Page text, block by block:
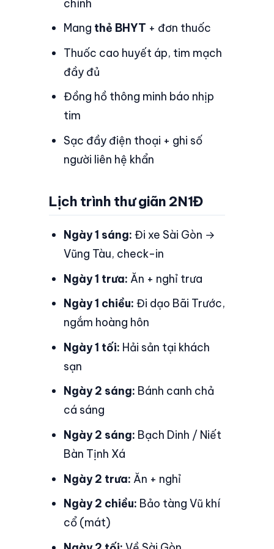
chính
Mang thẻ BHYT + đơn thuốc
Thuốc cao huyết áp, tim mạch
đầy đủ
Đồng hồ thông minh báo nhịp
tim
Sạc đầy điện thoại + ghi số
người liên hệ khẩn
Lịch trình thư giãn 2N1Đ
Ngày 1 sáng: Đi xe Sài Gòn →
Vũng Tàu, check-in
Ngày 1 trưa: Ăn + nghỉ trưa
Ngày 1 chiều: Đi dạo Bãi Trước,
ngắm hoàng hôn
Ngày 1 tối: Hải sản tại khách
sạn
Ngày 2 sáng: Bánh canh chả
cá sáng
Ngày 2 sáng: Bạch Dinh / Niết
Bàn Tịnh Xá
Ngày 2 trưa: Ăn + nghỉ
Ngày 2 chiều: Bảo tàng Vũ khí
cổ (mát)